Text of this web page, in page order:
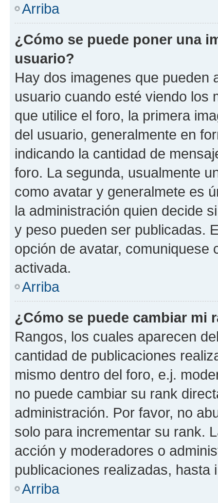
Arriba
¿Cómo se puede poner una
usuario?
Hay dos imagenes que pueden
usuario cuando esté viendo los
que utilice el foro, la primera
del usuario, generalmente en
indicando la cantidad de
foro. La segunda, usualmente
como avatar y generalmete es
la administración quien decide
y peso pueden ser publicadas.
opción de avatar, comuniquese
activada.
Arriba
¿Cómo se puede cambiar mi
Rangos, los cuales aparecen
cantidad de publicaciones
mismo dentro del foro, e.j.
no puede cambiar su rank
administración. Por favor, no
solo para incrementar su rank.
acción y moderadores o
publicaciones realizadas, hasta
Arriba